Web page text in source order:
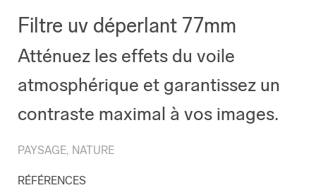
Filtre uv déperlant 77mm
Atténuez les effets du voile
atmosphérique et garantissez un
contraste maximal à vos images.
PAYSAGE, NATURE
RÉFÉRENCES